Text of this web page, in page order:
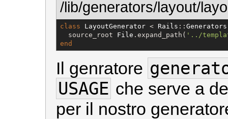
/lib/generators/layout/
class LayoutGenerator < Rails :: Generators
  source_root
File .expand_path( ' ../
end
Il genratore
USAGE che serve a
per il nostro